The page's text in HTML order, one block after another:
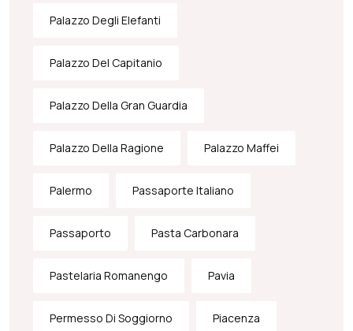
Palazzo Degli Elefanti
Palazzo Del Capitanio
Palazzo Della Gran Guardia
Palazzo Della Ragione Palazzo Maffei
Palermo Passaporte Italiano
Passaporto Pasta Carbonara
Pastelaria Romanengo Pavia
Permesso Di Soggiorno Piacenza